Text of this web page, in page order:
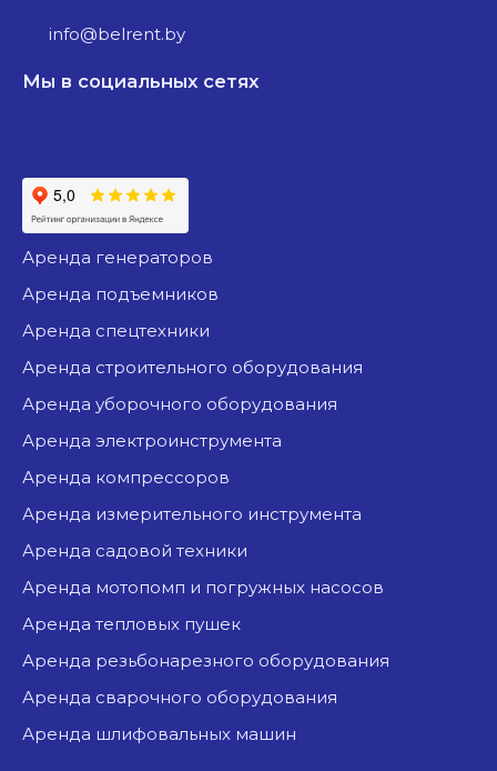
info@belrent.by
Мы в социальных сетях
аренда генераторов
аренда подъемников
аренда спецтехники
аренда строительного оборудования
аренда уборочного оборудования
аренда электроинструмента
аренда компрессоров
аренда измерительного инструмента
аренда садовой техники
аренда мотопомп и погружных насосов
аренда тепловых пушек
аренда резьбонарезного оборудования
аренда сварочного оборудования
аренда шлифовальных машин